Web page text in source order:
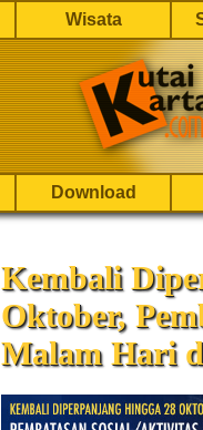
Wisata
Download
Kembali
Oktober,
Malam Hari